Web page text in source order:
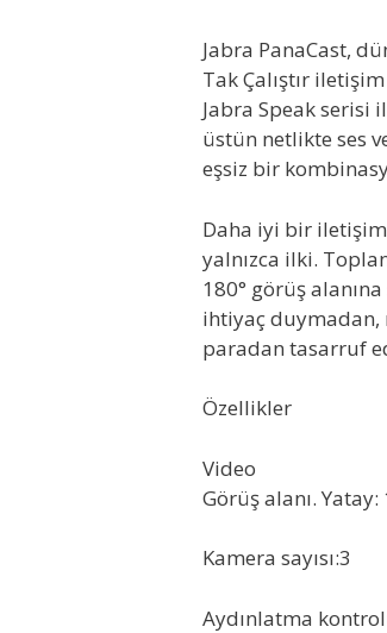
Jabra PanaCast,
Tak Çalıştır
Jabra Speak
üstün netlikte ses
eşsiz bir
Daha iyi bir
yalnızca ilki.
180° görüş
ihtiyaç duymadan,
paradan tasarruf
Özellikler
Video
Görüş alanı. Yatay:
Kamera sayısı:3
Aydınlatma